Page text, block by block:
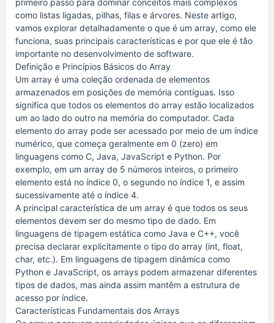
primeiro passo para dominar conceitos mais complexos
como listas ligadas, pilhas, filas e árvores. Neste artigo,
vamos explorar detalhadamente o que é um array, como ele
funciona, suas principais características e por que ele é tão
importante no desenvolvimento de software.
Definição e Princípios Básicos do Array
Um array é uma coleção ordenada de elementos
armazenados em posições de memória contíguas. Isso
significa que todos os elementos do array estão localizados
um ao lado do outro na memória do computador. Cada
elemento do array pode ser acessado por meio de um índice
numérico, que começa geralmente em 0 (zero) em
linguagens como C, Java, JavaScript e Python. Por
exemplo, em um array de 5 números inteiros, o primeiro
elemento está no índice 0, o segundo no índice 1, e assim
sucessivamente até o índice 4.
A principal característica de um array é que todos os seus
elementos devem ser do mesmo tipo de dado. Em
linguagens de tipagem estática como Java e C++, você
precisa declarar explicitamente o tipo do array (int, float,
char, etc.). Em linguagens de tipagem dinâmica como
Python e JavaScript, os arrays podem armazenar diferentes
tipos de dados, mas ainda assim mantêm a estrutura de
acesso por índice.
Características Fundamentais dos Arrays